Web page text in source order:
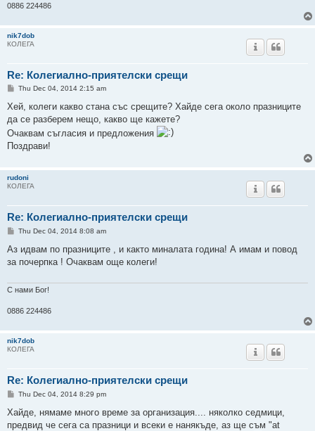
0886 224486
nik7dob
КОЛЕГА
Re: Колегиално-приятелски срещи
P
s
Thu Dec 04, 2014 2:15 am
Хей, колеги какво стана със срещите? Хайде сега около празниците
да се разберем нещо, какво ще кажете?
Очаквам съгласия и предложения
Поздрави!
rudoni
КОЛЕГА
Re: Колегиално-приятелски срещи
P
s
Thu Dec 04, 2014 8:08 am
Аз идвам по празниците , и както миналата година! А имам и повод
за почерпка ! Очаквам още колеги!
С нами Бог!
0886 224486
nik7dob
КОЛЕГА
Re: Колегиално-приятелски срещи
P
s
Thu Dec 04, 2014 8:29 pm
Хайде, нямаме много време за организация.... няколко седмици,
предвид че сега са празници и всеки е нанякъде, аз ще съм "at